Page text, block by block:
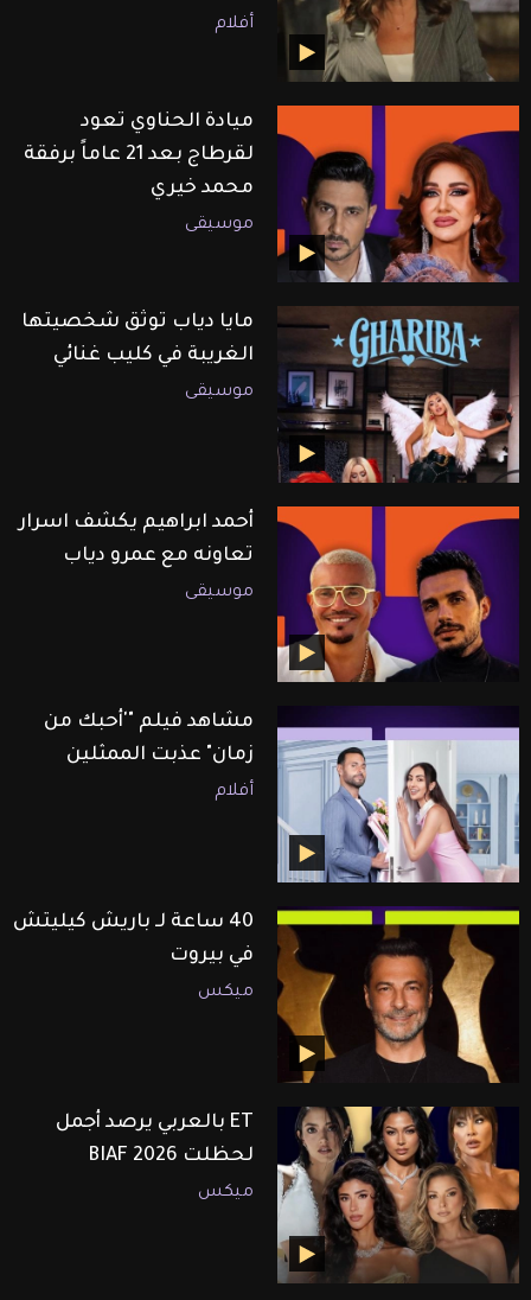
أفلام
ميادة الحناوي تعود
لقرطاج بعد 21 عاماً برفقة
محمد خيري
موسيقى
مايا دياب توثق شخصيتها
الغريبة في كليب غنائي
موسيقى
أحمد ابراهيم يكشف اسرار
تعاونه مع عمرو دياب
موسيقى
مشاهد فيلم "'أحبك من
زمان" عذبت الممثلين
أفلام
40 ساعة لـ باريش كيليتش
في بيروت
ميكس
ET بالعربي يرصد أجمل
لحظلت BIAF 2026
ميكس